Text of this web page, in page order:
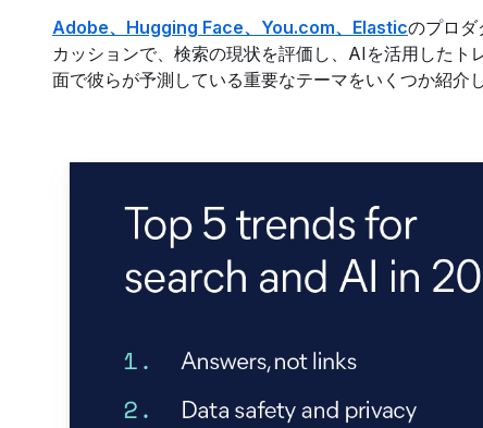
Adobe、Hugging Face、You.com、Elasticのプロダ
カッションで、検索の現状を評価し、AIを活用した
面で彼らが予測している重要なテーマをいくつか紹介し